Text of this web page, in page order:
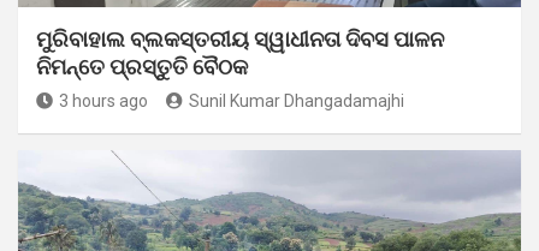
ମୁରିବାହାଲ ବ୍ଲକସ୍ତରୀୟ ସ୍ୱାଧୀନତା ଦିବସ ପାଳନ
ନିମନ୍ତେ ପ୍ରସ୍ତୁତି ବୈଠକ
3 hours ago Sunil Kumar Dhangadamajhi